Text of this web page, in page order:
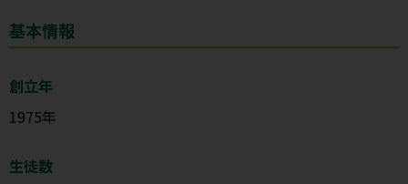
基本情報
創立年
1975年
生徒数